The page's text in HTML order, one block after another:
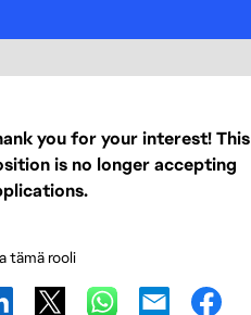
you for your interest! This
is no longer accepting
tämä rooli